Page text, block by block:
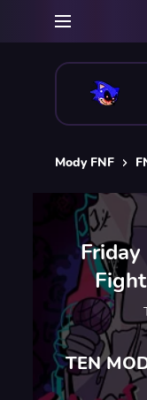
Mody FNF
TEN